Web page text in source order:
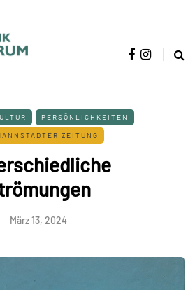
PERSÖNLICHKEITEN
ZEITUNG
März 13, 2024